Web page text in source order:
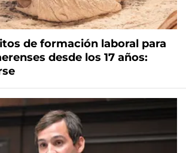
de formación laboral para
desde los 17 años: